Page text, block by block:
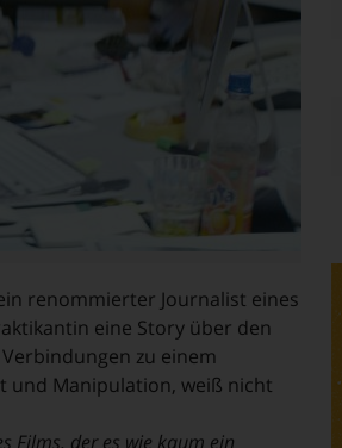
renommierter Journalist eines
eine Story über den
zu einem
und Manipulation, weiß nicht
Films, der es wie kaum ein